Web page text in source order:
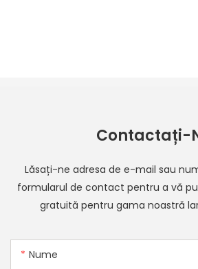
Contactați-
Lăsați-ne adresa de e-mail sau
formularul de contact pentru a vă
gratuită pentru gama noastră
Nume